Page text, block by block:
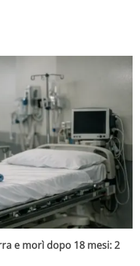
e morì dopo 18 mesi: 2